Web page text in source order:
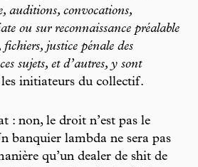
auditions, convocations,
ou sur reconnaissance préalable
justice pénale des
sujets, et d’autres, y sont
les initiateurs du collectif.
: non, le droit n’est pas le
banquier lambda ne sera pas
qu’un dealer de shit de